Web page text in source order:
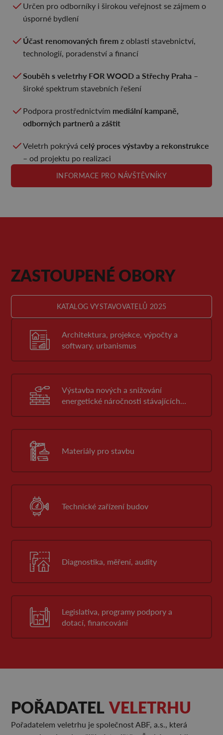
Určen pro odborníky i širokou veřejnost se zájmem o
úsporné bydlení
Účast renomovaných firemz oblasti stavebnictví,
technologií, poradenství a financí
Souběh s veletrhy FOR WOOD a Střechy Praha –
široké spektrum stavebních řešení
Podpora prostřednictvím mediální kampaně,
odborných partnerů a záštit
Veletrh pokrývácelý proces výstavby a rekonstrukce
– od projektu po realizaci
INFORMACE PRO NÁVŠTĚVNÍKY
ZASTOUPENÉ OBORY
KATALOG VYSTAVOVATELŮ 2025
Architektura, projekce, výpočty a
softwary, urbanismus
Výstavba nových a snižování
energetické náročnosti stávajících
Materiály pro stavbu
Technické zařízení budov
Diagnostika, měření, audity
Legislativa, programy podpory a
dotací, financování
POŘADATEL VELETRHU
Pořadatelem veletrhu je společnost ABF, a.s., která